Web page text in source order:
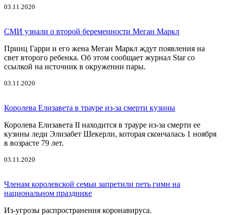
03.11.2020
СМИ узнали о второй беременности Меган Маркл
Принц Гарри и его жена Меган Маркл ждут появления на
свет второго ребенка. Об этом сообщает журнал Star со
ссылкой на источник в окружении пары.
03.11.2020
Королева Елизавета в трауре из-за смерти кузины
Королева Елизавета II находится в трауре из-за смерти ее
кузины леди Элизабет Шекерли, которая скончалась 1 ноября
в возрасте 79 лет.
03.11.2020
Членам королевской семьи запретили петь гимн на
национальном празднике
Из-угрозы распространения коронавируса.